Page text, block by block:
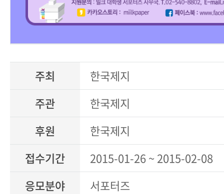
주최
한국제지
주관
한국제지
후원
한국제지
접수기간
2015-01-26 ~ 2015-02-08
응모분야
서포터즈